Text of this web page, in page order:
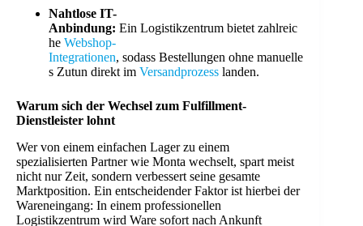
Nahtlose IT-
Anbindung: Ein Logistikzentrum bietet zahlreic
he Webshop-
Integrationen, sodass Bestellungen ohne manuelle
s Zutun direkt im Versandprozess landen.
Warum sich der Wechsel zum Fulfillment-
Dienstleister lohnt
Wer von einem einfachen Lager zu einem
spezialisierten Partner wie Monta wechselt, spart meist
nicht nur Zeit, sondern verbessert seine gesamte
Marktposition. Ein entscheidender Faktor ist hierbei der
Wareneingang: In einem professionellen
Logistikzentrum wird Ware sofort nach Ankunft